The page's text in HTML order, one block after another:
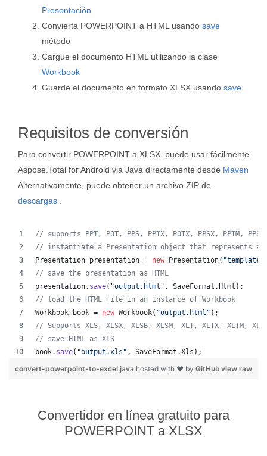
Presentación
Convierta POWERPOINT a HTML usando save
método
Cargue el documento HTML utilizando la clase
Workbook
Guarde el documento en formato XLSX usando save
Requisitos de conversión
Para convertir POWERPOINT a XLSX, puede usar fácilmente
Aspose.Total for Android via Java directamente desde Maven
Alternativamente, puede obtener un archivo ZIP de
descargas
// supports PPT, POT, PPS, PPTX, POTX, PPSX, PPTM,
// instantiate a Presentation object that represents a
Presentation presentation = new Presentation(
// save the presentation as HTML
presentation. save( "output.html" , SaveFormat . Html );
// load the HTML file in an instance of Workbook
Workbook
book = new Workbook( "output.html" );
// Supports XLS, XLSX, XLSB, XLSM, XLT, XLTX, XLTM,
// save HTML as XLS
book. save( "output.xls" , SaveFormat .Xls );
view raw
convert-powerpoint-to-excel.java hosted with ❤ by GitHub
Convertidor en línea gratuito para
POWERPOINT a XLSX